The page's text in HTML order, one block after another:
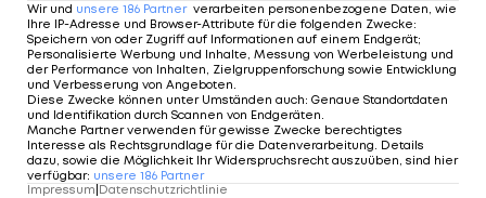
Wir und unsere 186 Partner verarbeiten personenbezogene Daten, wie
Ihre IP-Adresse und Browser-Attribute für die folgenden Zwecke:
Speichern von oder Zugriff auf Informationen auf einem Endgerät;
Personalisierte Werbung und Inhalte, Messung von Werbeleistung und
der Performance von Inhalten, Zielgruppenforschung sowie Entwicklung
und Verbesserung von Angeboten.
Diese Zwecke können unter Umständen auch: Genaue Standortdaten
und Identifikation durch Scannen von Endgeräten.
Manche Partner verwenden für gewisse Zwecke berechtigtes
Interesse als Rechtsgrundlage für die Datenverarbeitung. Details
dazu, sowie die Möglichkeit Ihr Widerspruchsrecht auszuüben, sind hier
verfügbar: unsere 186 Partner
Impressum Datenschutzrichtlinie